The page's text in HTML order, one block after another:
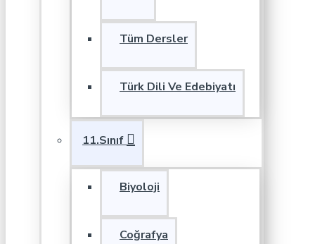
Tüm Dersler
Türk Dili Ve Edebiyatı
11.Sınıf
Biyoloji
Coğrafya